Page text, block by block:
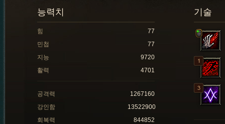
기술
능력치
힘
77
민첩
77
지능
9720
활력
4701
공격력
1267160
강인함
13522900
회복력
844852